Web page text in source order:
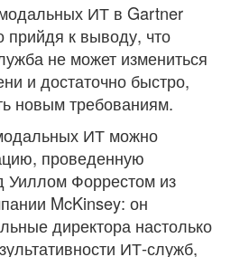
ИТ в Gartner
прийдя к выводу, что
не может измениться
и достаточно быстро,
новым требованиям.
ИТ можно
проведенную
Уиллом Форрестом из
McKinsey: он
директора настолько
ИТ-служб,